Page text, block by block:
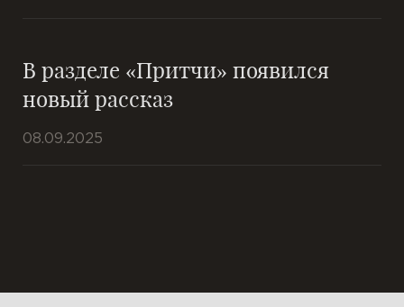
В разделе «Притчи» появился
новый рассказ
08.09.2025